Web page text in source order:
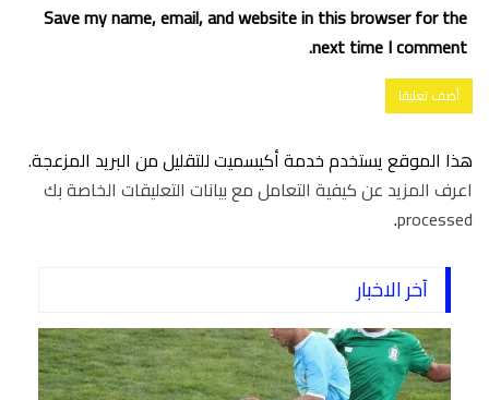
Save my name, email, and website in this browser for the
next time I comment.
هذا الموقع يستخدم خدمة أكيسميت للتقليل من البريد المزعجة.
اعرف المزيد عن كيفية التعامل مع بيانات التعليقات الخاصة بك
processed
.
آخر الاخبار